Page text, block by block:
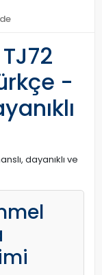
TJ72
-
dayanıklı ve